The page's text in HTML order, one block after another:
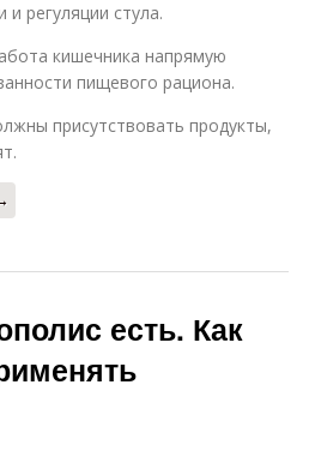
регуляции стула.
кишечника напрямую
пищевого рациона.
присутствовать продукты,
есть. Как